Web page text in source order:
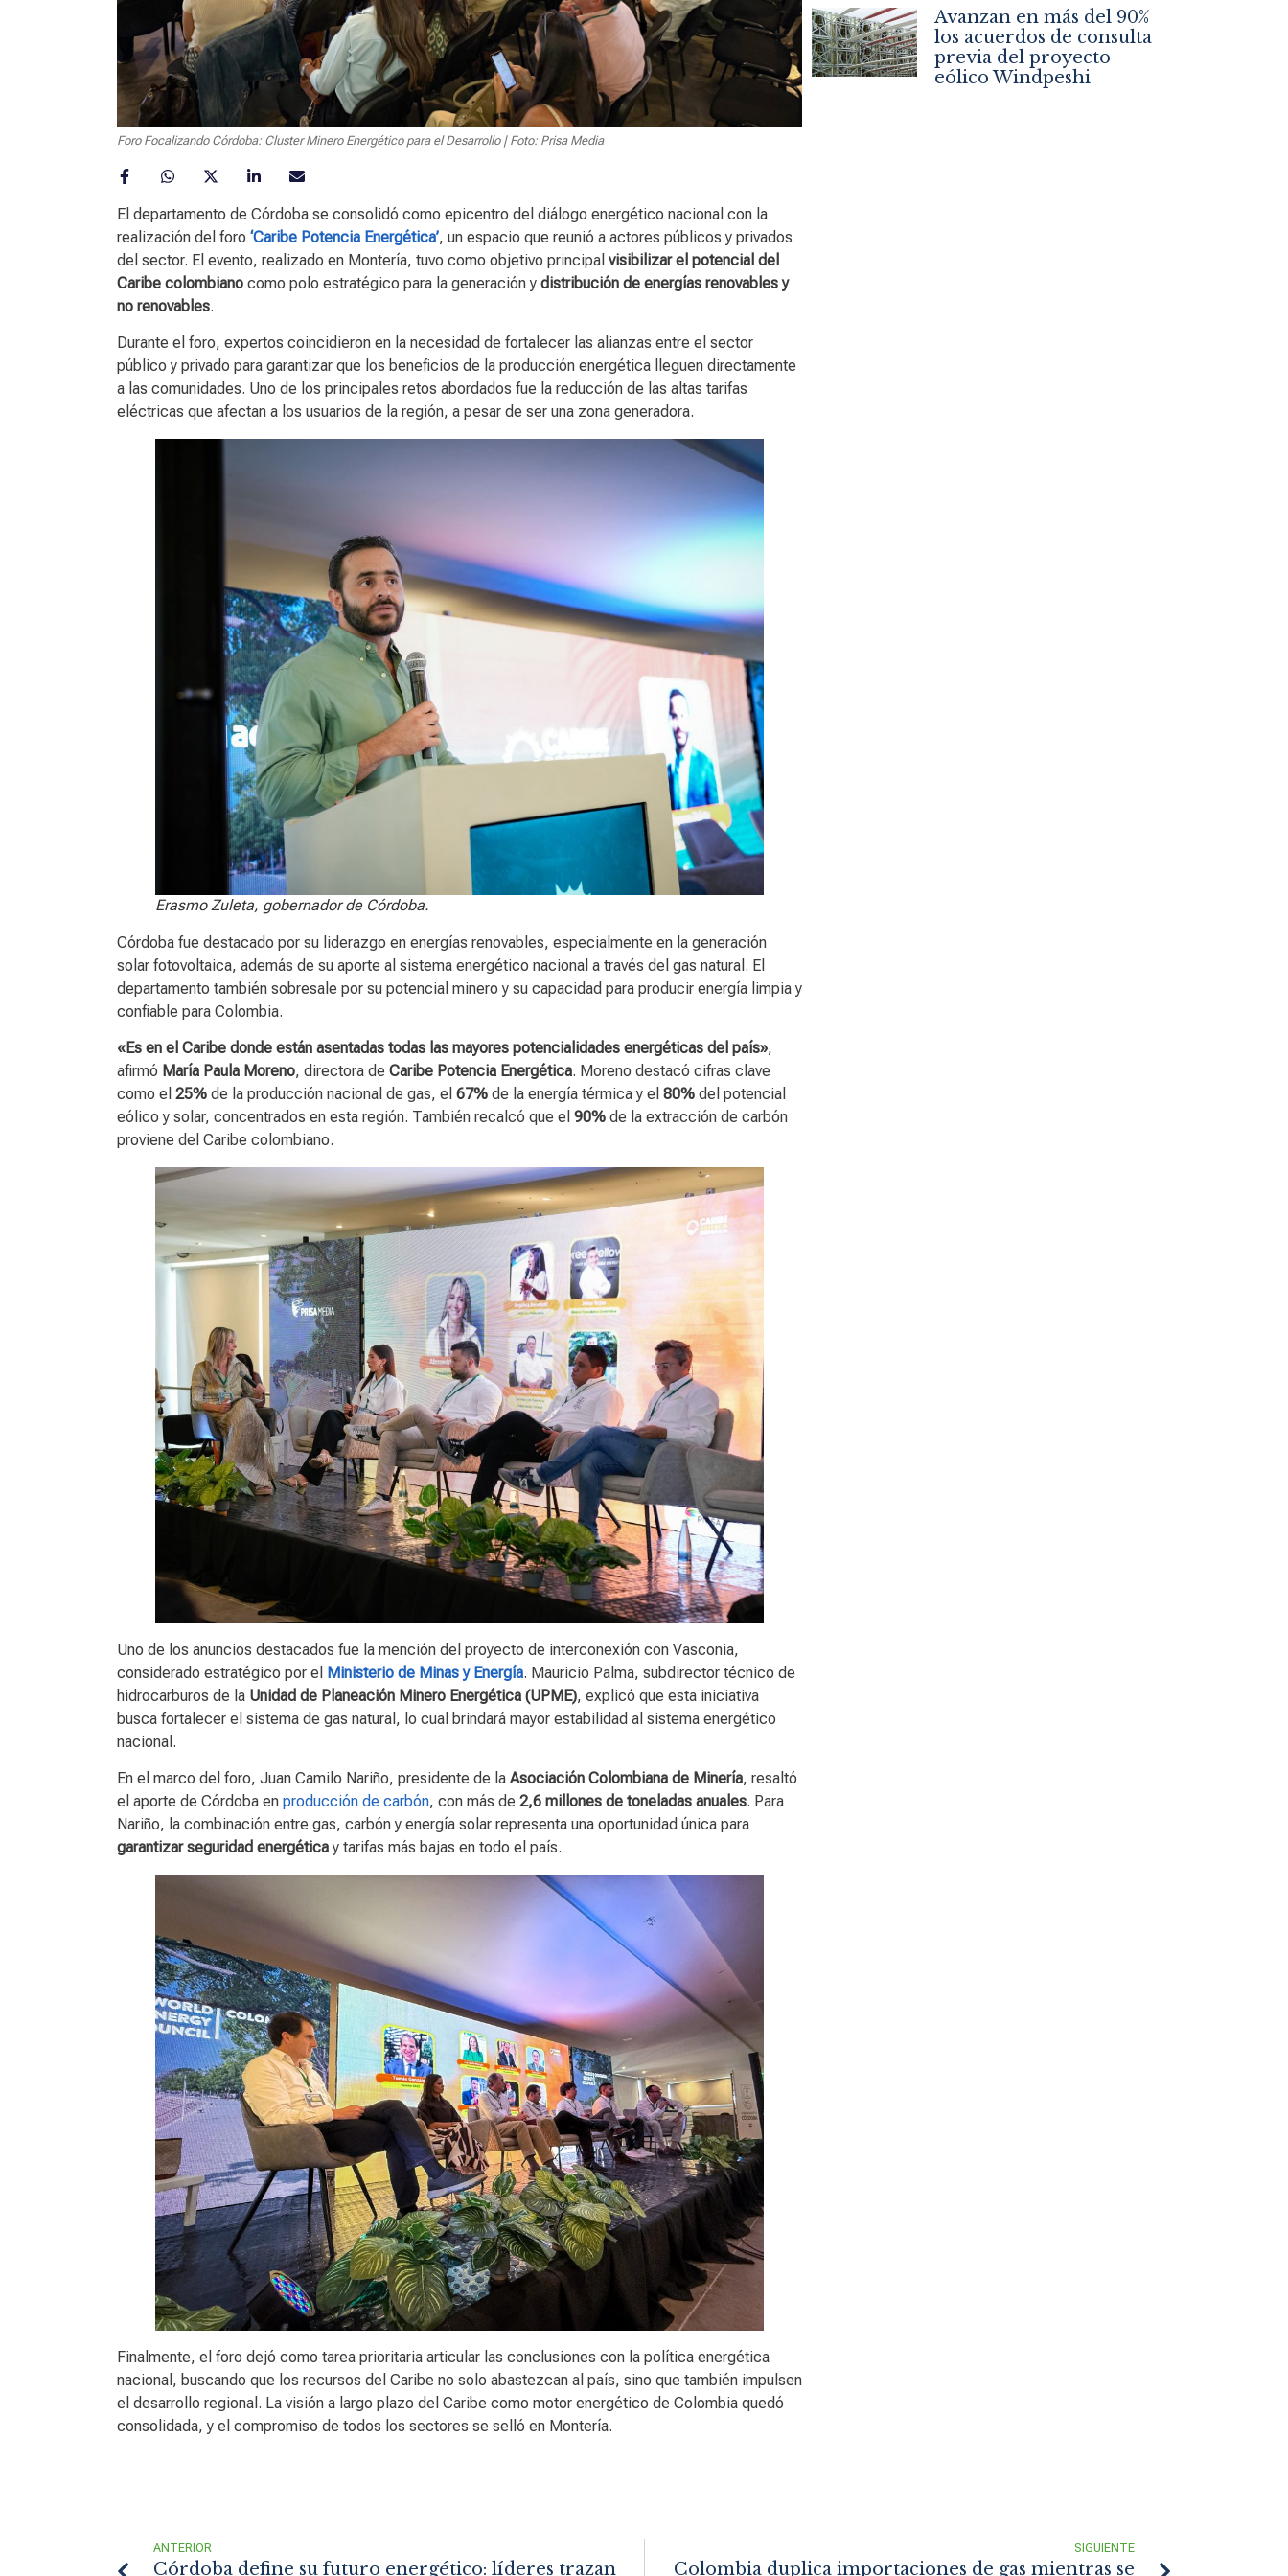
Foro Focalizando Córdoba: Cluster Minero Energético para el Desarrollo | Foto: Prisa Media
El departamento de Córdoba se consolidó como epicentro del diálogo energético nacional con la
realización del foro ‘Caribe Potencia Energética’, un espacio que reunió a actores públicos y privados
del sector. El evento, realizado en Montería, tuvo como objetivo principal visibilizar el potencial del
Caribe colombiano como polo estratégico para la generación y distribución de energías renovables y
no renovables.
Durante el foro, expertos coincidieron en la necesidad de fortalecer las alianzas entre el sector
público y privado para garantizar que los beneficios de la producción energética lleguen directamente
a las comunidades. Uno de los principales retos abordados fue la reducción de las altas tarifas
eléctricas que afectan a los usuarios de la región, a pesar de ser una zona generadora.
Erasmo Zuleta, gobernador de Córdoba.
Córdoba fue destacado por su liderazgo en energías renovables, especialmente en la generación
solar fotovoltaica, además de su aporte al sistema energético nacional a través del gas natural. El
departamento también sobresale por su potencial minero y su capacidad para producir energía limpia y
confiable para Colombia.
«Es en el Caribe donde están asentadas todas las mayores potencialidades energéticas del país»,
afirmó María Paula Moreno, directora de Caribe Potencia Energética. Moreno destacó cifras clave
como el 25% de la producción nacional de gas, el 67% de la energía térmica y el 80% del potencial
eólico y solar, concentrados en esta región. También recalcó que el 90% de la extracción de carbón
proviene del Caribe colombiano.
Uno de los anuncios destacados fue la mención del proyecto de interconexión con Vasconia,
considerado estratégico por el Ministerio de Minas y Energía. Mauricio Palma, subdirector técnico de
hidrocarburos de la Unidad de Planeación Minero Energética (UPME), explicó que esta iniciativa
busca fortalecer el sistema de gas natural, lo cual brindará mayor estabilidad al sistema energético
nacional.
En el marco del foro, Juan Camilo Nariño, presidente de la Asociación Colombiana de Minería, resaltó
el aporte de Córdoba en producción de carbón, con más de 2,6 millones de toneladas anuales. Para
Nariño, la combinación entre gas, carbón y energía solar representa una oportunidad única para
garantizar seguridad energéticay tarifas más bajas en todo el país.
Finalmente, el foro dejó como tarea prioritaria articular las conclusiones con la política energética
nacional, buscando que los recursos del Caribe no solo abastezcan al país, sino que también impulsen
el desarrollo regional. La visión a largo plazo del Caribe como motor energético de Colombia quedó
consolidada, y el compromiso de todos los sectores se selló en Montería.
Avanzan en más del 90%
los acuerdos de consulta
previa del proyecto
eólico Windpeshi
ANTERIOR
Córdoba define su futuro energético: líderes trazan
SIGUIENTE
Colombia duplica importaciones de gas mientras se